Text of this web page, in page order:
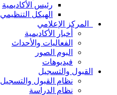
رئيس الأكاديمية
الهيكل التنظيمي
المركز الإعلامي
أخبار الأكاديمية
الفعاليات والأحداث
البوم الصور
فيديوهات
القبول والتسجيل
نظام القبول والتسجيل
نظام الدراسة